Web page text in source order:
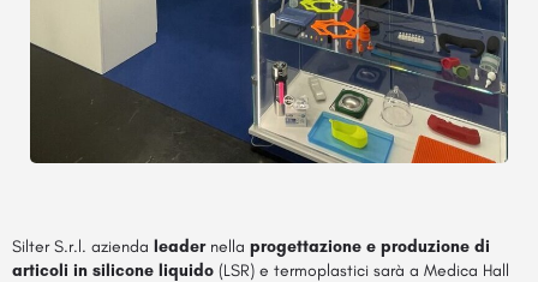
Silter S.r.l. azienda leader nella progettazione e produzione di
articoli in silicone liquido (LSR) e termoplastici sarà a Medica Hall